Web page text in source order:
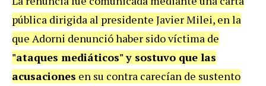
pública dirigida al presidente Javier Milei, en la
que Adorni denunció haber sido víctima de
"ataques mediáticos" y sostuvo que las
acusaciones en su contra carecían de sustento